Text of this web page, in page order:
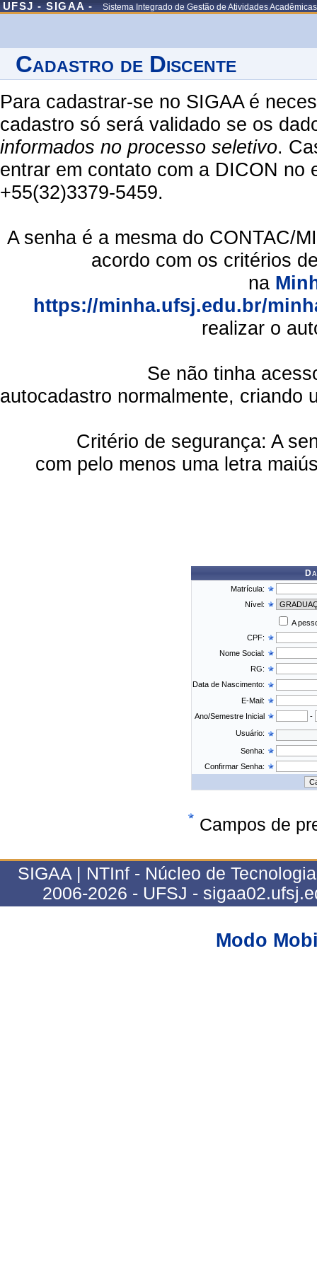
UFSJ - SIGAA - Sistema Integrado de Gestão de Atividades Acadêmicas
Cadastro de Discente
Para cadastrar-se no SIGAA é
cadastro só será validado se os
informados no processo seletivo.
entrar em contato com a DICON no
+55(32)3379-5459.
A senha é a mesma do CONTAC/
acordo com os critérios
na
https://minha.ufsj.edu.br/
realizar o
Se não tinha acesso e/ou
autocadastro normalmente, criando
Critério de segurança: A
com pelo menos uma letra
Matrícula:
Nível:
A
CPF:
Nome Social:
RG:
Data de Nascimento:
E-Mail:
Ano/Semestre Inicial
-
Usuário:
Senha:
Confirmar Senha:
Campos de
SIGAA | NTInf - Núcleo de
2006-2026 - UFSJ -
Modo